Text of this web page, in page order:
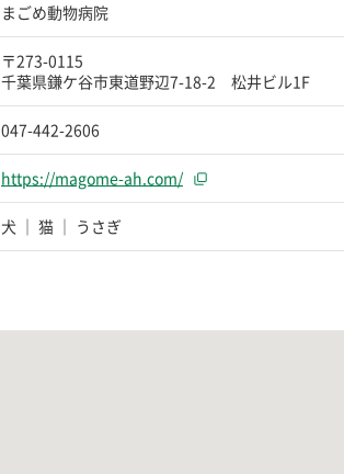
まごめ動物病院
〒273-0115
千葉県鎌ケ谷市東道野辺7-18-2 松井ビル1F
047-442-2606
https://magome-ah.com/
犬 猫 うさぎ